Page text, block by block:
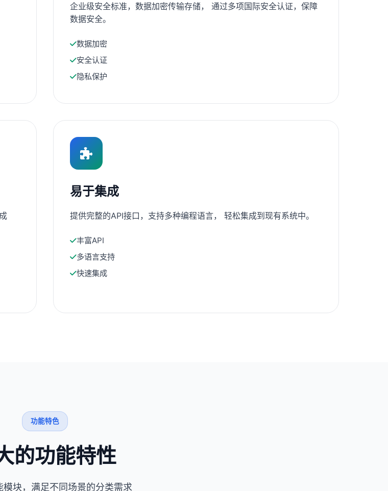
企业级安全标准，数据加密传输存储， 通过多项国际安全认证，保障
数据安全。
数据加密
安全认证
隐私保护
易于集成
提供完整的API接口，支持多种编程语言， 轻松集成到现有系统中。
丰富API
多语言支持
快速集成
功能特色
的功能特性
模块，满足不同场景的分类需求